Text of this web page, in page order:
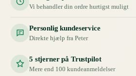
Vi behandler din ordre hurtigst muligt
Personlig kundeservice
Direkte hjælp fra Peter
5 stjerner på Trustpilot
Mere end 100 kundeanmeldelser